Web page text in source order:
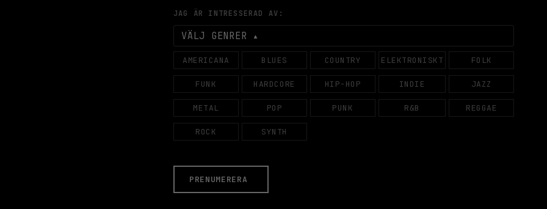
JAG ÄR INTRESSERAD AV:
VÄLJ GENRER
AMERICANA BLUES COUNTRY ELEKTRONISKT FOLK
FUNK HARDCORE HIP-HOP INDIE JAZZ
METAL POP PUNK R&B REGGAE
ROCK SYNTH
PRENUMERERA